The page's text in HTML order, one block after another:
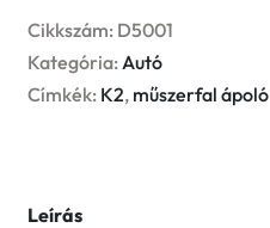
–
blueberry
műszerfalápoló
Cikkszám: D5001
Kategória: Autó
Címkék: K2, műszerfal ápoló
Leírás